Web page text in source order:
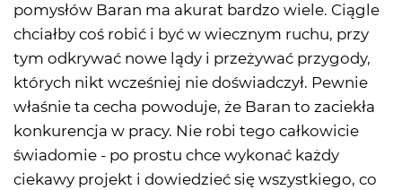
pomysłów Baran ma akurat bardzo wiele. Ciągle
chciałby coś robić i być w wiecznym ruchu, przy
tym odkrywać nowe lądy i przeżywać przygody,
których nikt wcześniej nie doświadczył. Pewnie
właśnie ta cecha powoduje, że Baran to zaciekła
konkurencja w pracy. Nie robi tego całkowicie
świadomie - po prostu chce wykonać każdy
ciekawy projekt i dowiedzieć się wszystkiego, co